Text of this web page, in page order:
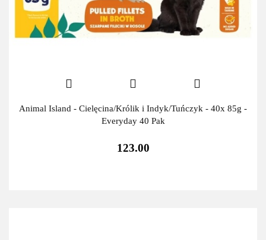
Animal Island - Cielęcina/Królik i Indyk/Tuńczyk - 40x 85g -
Everyday 40 Pak
123.00